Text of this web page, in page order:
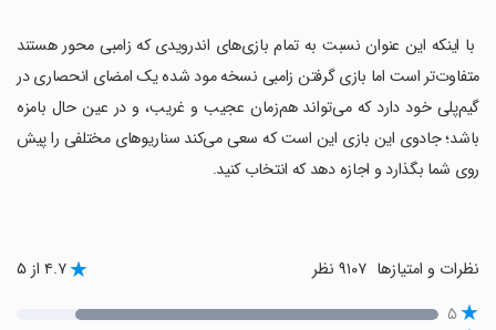
‏ با اینکه این عنوان نسبت به تمام بازی‌های اندرویدی که زامبی محور هستند
متفاوت‌تر است اما بازی گرفتن زامبی نسخه مود شده یک امضای انحصاری در
گیم‌پلی خود دارد که می‌تواند هم‌زمان عجیب و غریب، و در عین حال بامزه
باشد؛ جادوی این بازی این است که سعی می‌کند سناریوهای مختلفی را پیش
روی شما بگذارد و اجازه دهد که انتخاب کنید.
نظرات و امتیازها ۴.۷ از ۵
۵